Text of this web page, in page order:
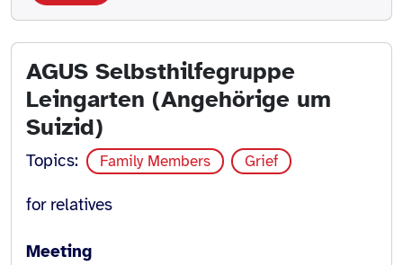
AGUS Selbsthilfegruppe
Leingarten (Angehörige um
Suizid)
Topics: Family Members Grief
for relatives
Meeting